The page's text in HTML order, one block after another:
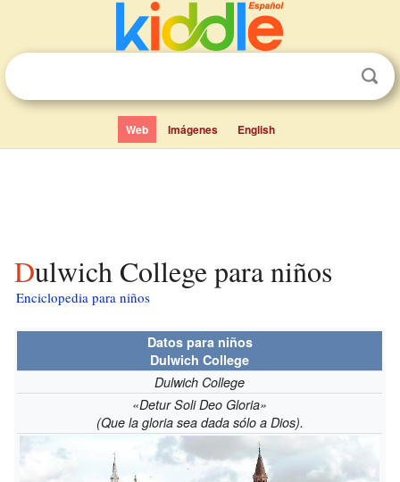
Web Imágenes English
Dulwich College para niños
Enciclopedia para niños
Datos para niños
Dulwich College
Dulwich College
«Detur Soli Deo Gloria»
(Que la gloria sea dada sólo a Dios).